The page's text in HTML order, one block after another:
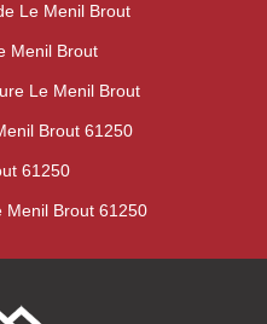
Le Menil Brout
Menil Brout
Le Menil Brout
Brout 61250
61250
Menil Brout 61250